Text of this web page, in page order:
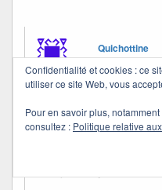
Quichottine
dans10/11/
Je sais bien, mais
particuliers. L’un des
côté, regardant son
Confidentialité et cookies : ce
utiliser ce site Web, vous
Pour en savoir plus,
consultez : Politique relative